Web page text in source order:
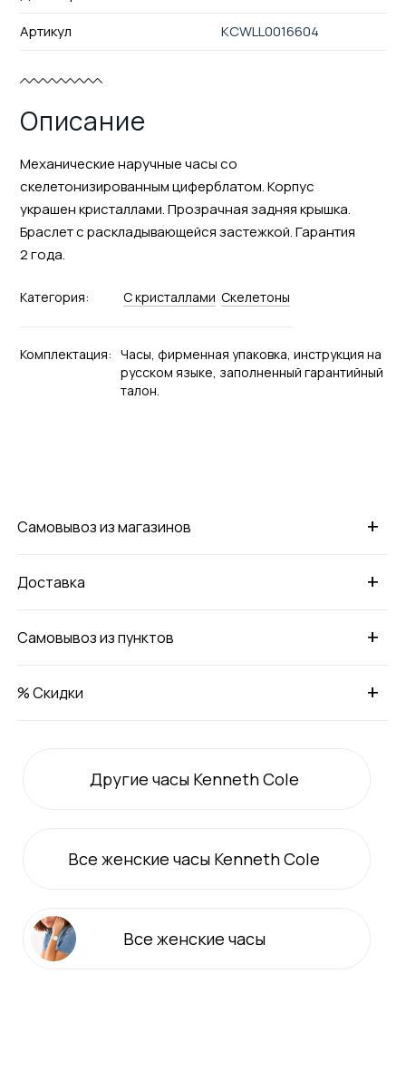
Артикул
KCWLL0016604
Описание
Механические наручные часы со
скелетонизированным циферблатом. Корпус
украшен кристаллами. Прозрачная задняя крышка.
Браслет с раскладывающейся застежкой. Гарантия
2 года.
Категория: С кристаллами Скелетоны
Комплектация: Часы, фирменная упаковка, инструкция на
русском языке, заполненный гарантийный
талон.
+
Самовывоз из магазинов
+
Доставка
+
Самовывоз из пунктов
+
% Скидки
Другие часы Kenneth Cole
Всеженские часы Kenneth Cole
Все женские часы